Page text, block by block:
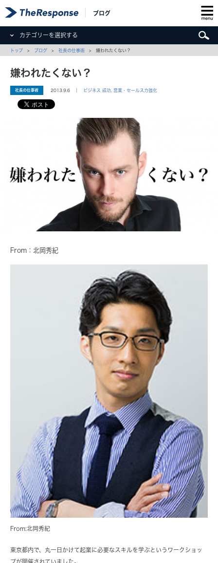
ブログ
カテゴリーを選択する
トップ > ブログ >社長の仕事術 > 嫌われたくない？
嫌われたくない？
社長の仕事術 2013.9.6 ｜ ビジネス 成功 ,営業・セールス力強化
From：北岡秀紀
From:北岡秀紀
東京都内で、丸一日かけて起業に必要なスキルを学ぶというワークショッ
プが開催されていました。